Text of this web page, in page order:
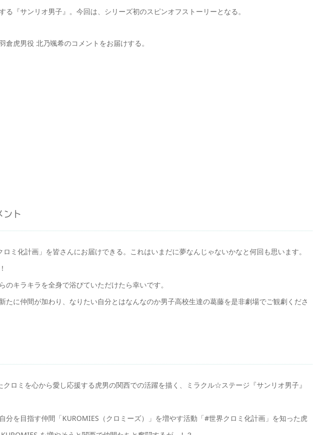
る『サンリオ男子』。今回は、シリーズ初のスピンオフストーリーとなる。
倉虎男役 北乃颯希のコメントをお届けする。
ント
ミ化計画」を皆さんにお届けできる。これはいまだに夢なんじゃないかなと何回も思います。
のキラキラを全身で浴びていただけたら幸いです。
たに仲間が加わり、なりたい自分とはなんなのか男子高校生達の葛藤を是非劇場でご観劇くださ
クロミを心から愛し応援する虎男の関西での活躍を描く、ミラクル☆ステージ『サンリオ男子』
分を目指す仲間「KUROMIES（クロミーズ）」を増やす活動「#世界クロミ化計画」を知った虎